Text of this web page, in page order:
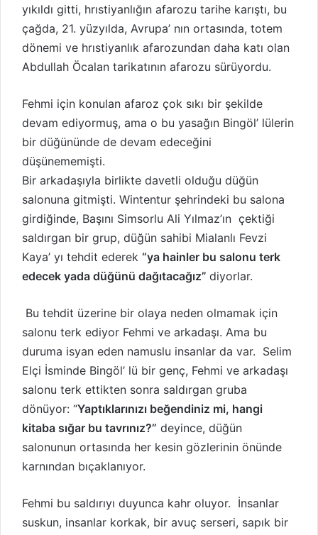
yıkıldı gitti, hrıstiyanlığın afarozu tarihe karıştı, bu
çağda, 21. yüzyılda, Avrupa’ nın ortasında, totem
dönemi ve hrıstiyanlık afarozundan daha katı olan
Abdullah Öcalan tarikatının afarozu sürüyordu.
Fehmi için konulan afaroz çok sıkı bir şekilde
devam ediyormuş, ama o bu yasağın Bingöl’ lülerin
bir düğününde de devam edeceğini
düşünememişti.
Bir arkadaşıyla birlikte davetli olduğu düğün
salonuna gitmişti. Wintentur şehrindeki bu salona
girdiğinde, Başını Simsorlu Ali Yılmaz’ın çektiği
saldırgan bir grup, düğün sahibi Mialanlı Fevzi
Kaya’ yı tehdit ederek “ya hainler bu salonu terk
edecek yada düğünü dağıtacağız” diyorlar.
Bu tehdit üzerine bir olaya neden olmamak için
salonu terk ediyor Fehmi ve arkadaşı. Ama bu
duruma isyan eden namuslu insanlar da var. Selim
Elçi İsminde Bingöl’ lü bir genç, Fehmi ve arkadaşı
salonu terk ettikten sonra saldırgan gruba
dönüyor: “Yaptıklarınızı beğendiniz mi, hangi
kitaba sığar bu tavrınız?” deyince, düğün
salonunun ortasında her kesin gözlerinin önünde
karnından bıçaklanıyor.
Fehmi bu saldırıyı duyunca kahr oluyor. İnsanlar
suskun, insanlar korkak, bir avuç serseri, sapık bir